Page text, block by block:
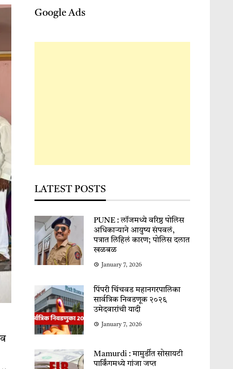
Google Ads
LATEST POSTS
PUNE : लॉजमध्ये वरिष्ठ पोलिस
अधिकाऱ्याने आयुष्य संपवलं,
पत्रात लिहिलं कारण; पोलिस दलात
खळबळ
January 7, 2026
पिंपरी चिंचवड महानगरपालिका
सार्वत्रिक निवडणूक २०२६
उमेदवारांची यादी
January 7, 2026
Mamurdi : मामुर्डीत सोसायटी
पार्किंगमध्ये गांजा जप्त